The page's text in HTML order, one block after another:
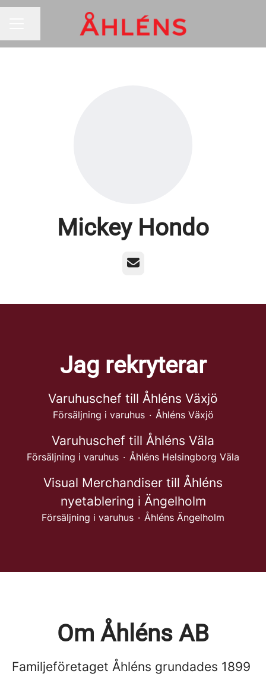
Mickey Hondo
E-post
Jag rekryterar
Varuhuschef till Åhléns Växjö
Försäljning i varuhus · Åhléns Växjö
Varuhuschef till Åhléns Väla
Försäljning i varuhus · Åhléns Helsingborg Väla
Visual Merchandiser till Åhléns
nyetablering i Ängelholm
Försäljning i varuhus · Åhléns Ängelholm
Om Åhléns AB
Familjeföretaget Åhléns grundades 1899